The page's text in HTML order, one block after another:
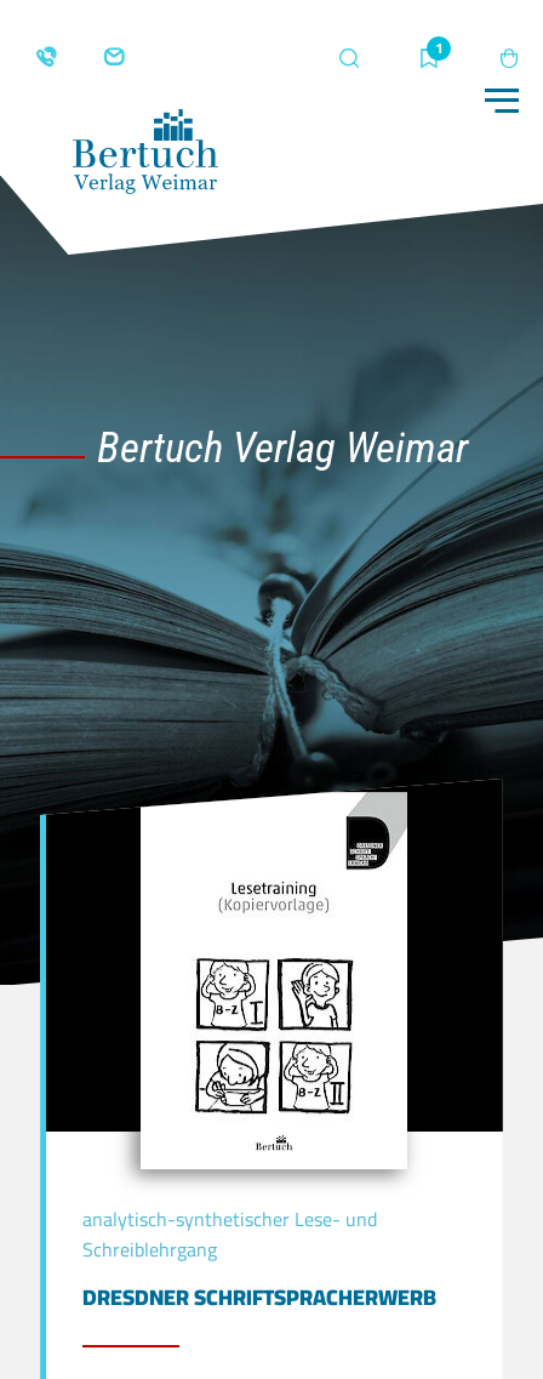
Merkliste
Bertuch Verlag Weimar
Bertuch Verlag Weimar
analytisch-synthetischer Lese- und
Schreiblehrgang
DRESDNER SCHRIFTSPRACHERWERB